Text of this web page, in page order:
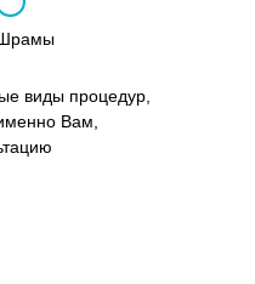
виды процедур,
Вам,